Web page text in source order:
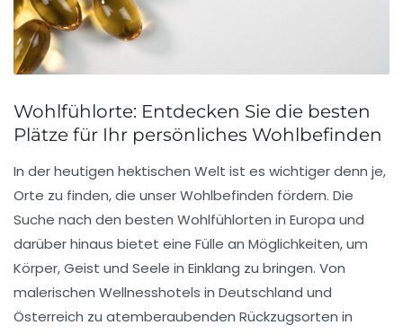
Wohlfühlorte: Entdecken Sie die besten
Plätze für Ihr persönliches Wohlbefinden
In der heutigen hektischen Welt ist es wichtiger denn je,
Orte zu finden, die unserWohlbefinden fördern. Die
Suche nach den besten Wohlfühlorten in Europa und
darüber hinaus bietet eine Fülle an Möglichkeiten, um
Körper, Geist und Seele in Einklang zu bringen. Von
malerischen Wellnesshotels in Deutschland und
Österreich zu atemberaubenden Rückzugsorten in